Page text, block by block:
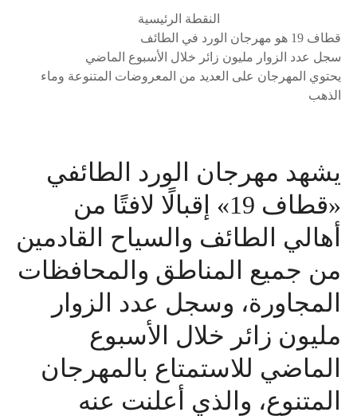
النقطة الرئيسية
قطاف 19 هو مهرجان الورد في الطائف
سجل عدد الزوار مليون زائر خلال الأسبوع الماضي
يحتوي المهرجان على العديد من المعروضات المتنوعة وماء
الذهب
يشهد مهرجان الورد الطائفي
«قطاف 19» إقبالًا لافتًا من
أهالي الطائف والسياح القادمين
من جميع المناطق والمحافظات
المجاورة، وسجل عدد الزوار
مليون زائر خلال الأسبوع
الماضي للاستمتاع بالمهرجان
المتنوع، والذي أعلنت عنه